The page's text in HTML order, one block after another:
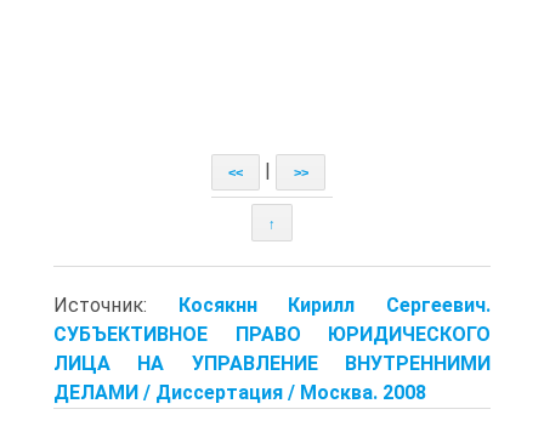
<< >>
↑
Источник: Косякнн Кирилл Сергеевич.
СУБЪЕКТИВНОЕ ПРАВО ЮРИДИЧЕСКОГО
ЛИЦА НА УПРАВЛЕНИЕ ВНУТРЕННИМИ
ДЕЛАМИ / Диссертация / Москва. 2008